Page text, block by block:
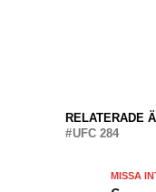
RELATERADE
UFC 284
MISSA